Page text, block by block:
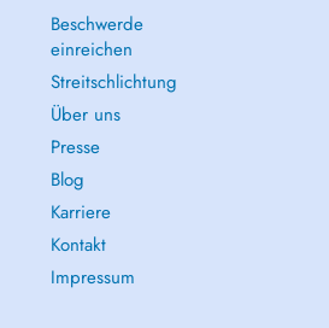
Beschwerde
einreichen
Streitschlichtung
Über uns
Presse
Blog
Karriere
Kontakt
Impressum